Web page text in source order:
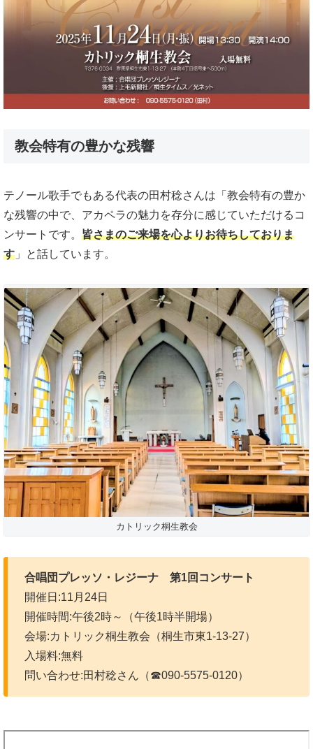
教会特有の豊かな残響
テノール歌手でもある代表の田村稔さんは「教会特有の豊か
な残響の中で、アカペラの魅力を存分に感じていただけるコ
ンサートです。 皆さまのご来場を心よりお待ちしておりま
す 」と話しています。
カトリック桐生教会
合唱団プレッソ・レジーナ 第1回コンサート
開催日:11月24日
開催時間:午後2時～（午後1時半開場）
会場:カトリック桐生教会（桐生市東1-13-27）
入場料:無料
問い合わせ:田村稔さん（☎090-5575-0120）